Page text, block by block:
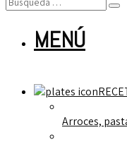
MENÚ
Arroces,